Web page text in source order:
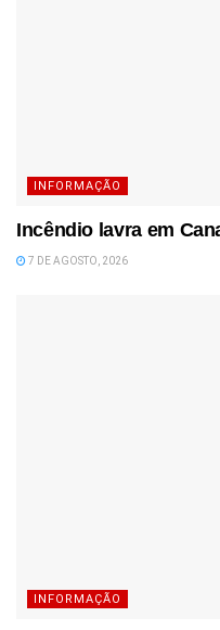
INFORMAÇÃO
Incêndio lavra em
7 DE AGOSTO, 2026
INFORMAÇÃO